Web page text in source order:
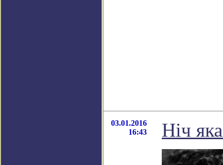
03.01.2016
16:43
Нiч